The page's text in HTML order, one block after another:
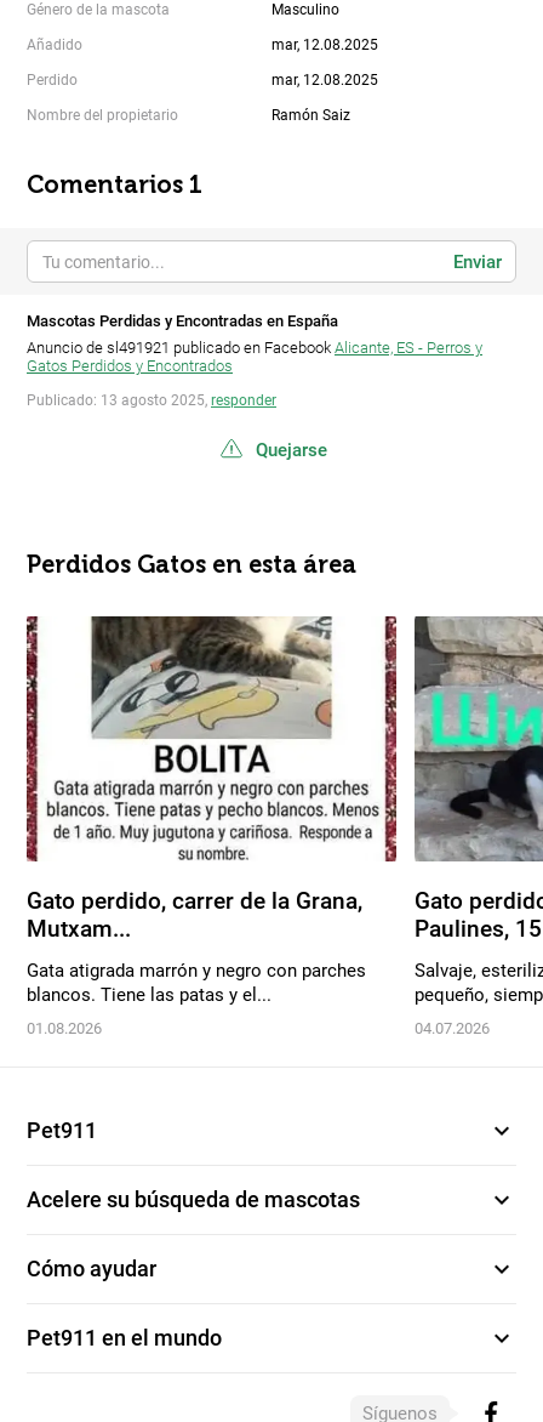
Género de la mascota Masculino
Añadido mar, 12.08.2025
Perdido mar, 12.08.2025
Nombre del propietario Ramón Saiz
Comentarios 1
Enviar
Mascotas Perdidas y Encontradas en España
Anuncio de sl491921 publicado en Facebook Alicante, ES - Perros y
Gatos Perdidos y Encontrados
Publicado: 13 agosto 2025, responder
Quejarse
Perdidos Gatos en esta área
Gato perdido, carrer de la Grana,
Mutxam...
Gata atigrada marrón y negro con parches
blancos. Tiene las patas y el...
01.08.2026
Gato
Paulines,
Salvaje,
pequeño,
04.07.2026
Pet911 expand_more
Acelere su búsqueda de mascotas expand_more
Cómo ayudar expand_more
Pet911 en el mundo expand_more
Síguenos